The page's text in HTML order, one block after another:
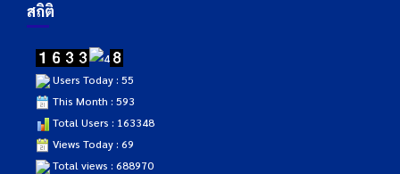
สถิติ
Users Today : 55
This Month : 593
Total Users : 163348
Views Today : 69
Total views : 688970